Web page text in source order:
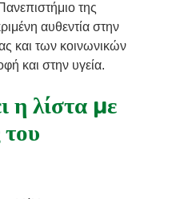
της
αυθεντία στην
και των κοινωνικών
και στην υγεία.
η λίστα με